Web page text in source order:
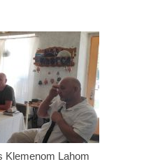
Klemenom Lahom